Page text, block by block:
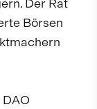
Der Rat
Börsen